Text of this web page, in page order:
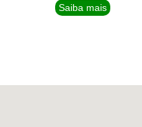
Saiba mais